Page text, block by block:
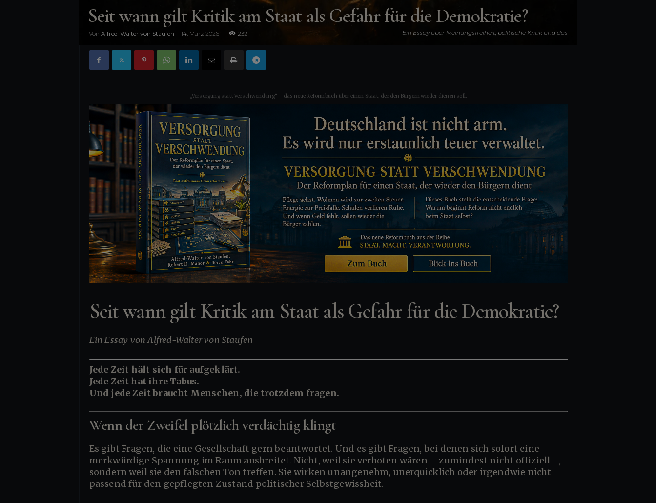
Ein Essay über Meinungsfreiheit, politische Kritik und das
Seit wann gilt Kritik am Staat als Gefahr für die Demokratie?
Von Alfred-Walter von Staufen - 14. März 2026 232
„Versorgung statt Verschwendung“ – das neue Reformbuch über einen Staat, der den Bürgern wieder dienen soll.
Seit wann gilt Kritik am Staat als Gefahr für die Demokratie?
Ein Essay von Alfred-Walter von Staufen
Jede Zeit hält sich für aufgeklärt.
Jede Zeit hat ihre Tabus.
Und jede Zeit braucht Menschen, die trotzdem fragen.
Wenn der Zweifel plötzlich verdächtig klingt
Es gibt Fragen, die eine Gesellschaft gern beantwortet. Und es gibt Fragen, bei denen sich sofort eine
merkwürdige Spannung im Raum ausbreitet. Nicht, weil sie verboten wären – zumindest nicht offiziell –,
sondern weil sie den falschen Ton treffen. Sie wirken unangenehm, unerquicklich oder irgendwie nicht
passend für den gepflegten Zustand politischer Selbstgewissheit.